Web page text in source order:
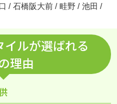
/ 石橋阪大前 / 畦野 / 池田 /
ルが選ばれる
理由